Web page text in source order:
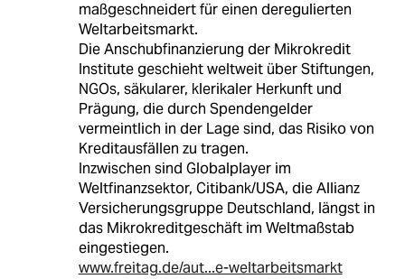
maßgeschneidert für einen deregulierten
Weltarbeitsmarkt.
Die Anschubfinanzierung der Mikrokredit
Institute geschieht weltweit über Stiftungen,
NGOs, säkularer, klerikaler Herkunft und
Prägung, die durch Spendengelder
vermeintlich in der Lage sind, das Risiko von
Kreditausfällen zu tragen.
Inzwischen sind Globalplayer im
Weltfinanzsektor, Citibank/USA, die Allianz
Versicherungsgruppe Deutschland, längst in
das Mikrokreditgeschäft im Weltmaßstab
eingestiegen.
www.freitag.de/aut...e-weltarbeitsmarkt